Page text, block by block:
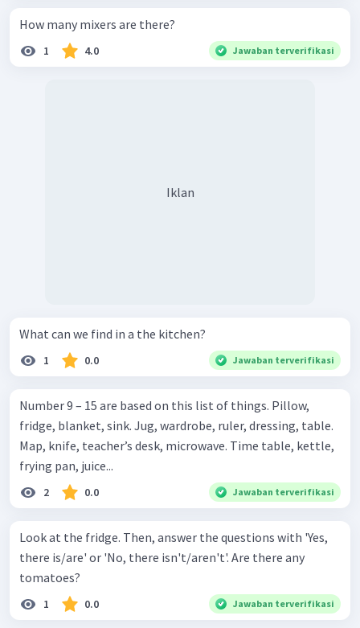
How many mixers are there?
1 4.0 Jawaban terverifikasi
Iklan
What can we find in a the kitchen?
1 0.0 Jawaban terverifikasi
Number 9 – 15 are based on this list of things. Pillow,
fridge, blanket, sink. Jug, wardrobe, ruler, dressing, table.
Map, knife, teacher’s desk, microwave. Time table, kettle,
frying pan, juice...
2 0.0 Jawaban terverifikasi
Look at the fridge. Then, answer the questions with 'Yes,
there is/are' or 'No, there isn't/aren't'. Are there any
tomatoes?
1 0.0 Jawaban terverifikasi